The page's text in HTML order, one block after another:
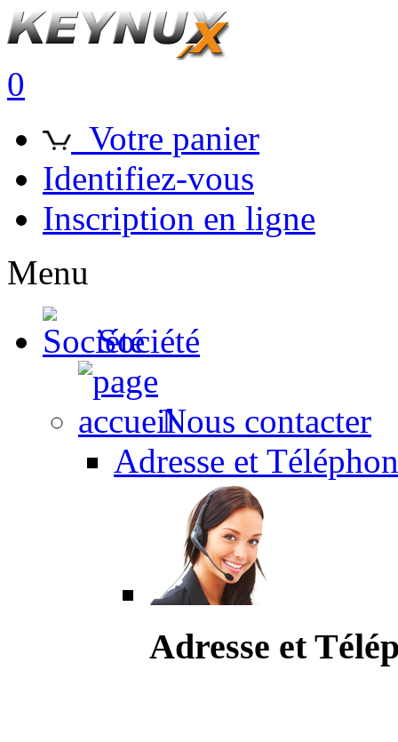
0
Votre panier
Identifiez-vous
Inscription en ligne
Menu
Société
Nous contacter
Adresse et
Adresse et